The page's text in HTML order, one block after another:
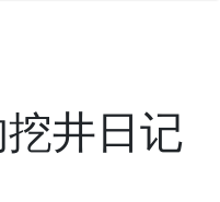
井日记